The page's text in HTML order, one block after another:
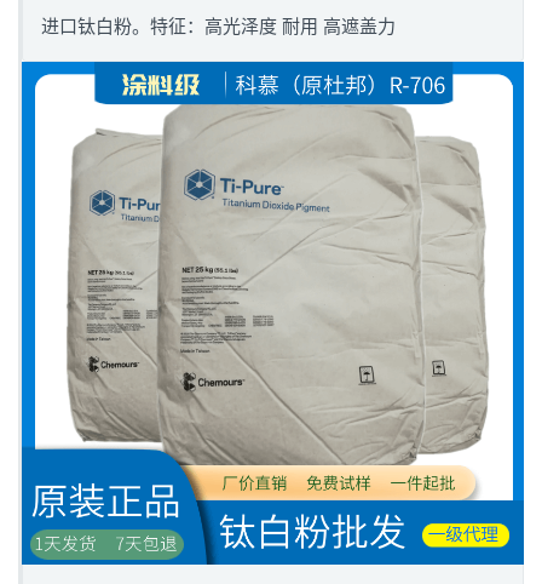
进口钛白粉。特征：高光泽度 耐用 高遮盖力